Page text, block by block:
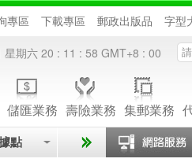
專區 下載專區 郵政出版品 字型
星期六 20 : 11 : 58 GMT+8 : 00
儲匯業務 壽險業務 集郵業務
點